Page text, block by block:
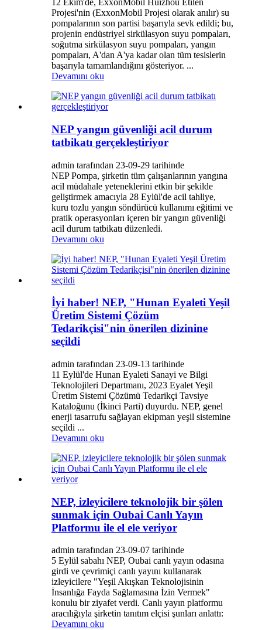
12 Ekim'de, ExxonMobil Huizhou Etilen
Projesi'nin (ExxonMobil Projesi olarak anılır) su
pompalarının son partisi başarıyla sevk edildi; bu,
projenin endüstriyel sirkülasyon suyu pompaları,
soğutma sirkülasyon suyu pompaları, yangın
pompaları, A'dan A'ya kadar olan tüm tesislerin
başarıyla tamamlandığını gösteriyor. ...
Devamını oku
NEP yangın güvenliği acil durum
tatbikatı gerçekleştiriyor
admin tarafından 23-09-29 tarihinde
NEP Pompa, şirketin tüm çalışanlarının yangına
acil müdahale yeteneklerini etkin bir şekilde
geliştirmek amacıyla 28 Eylül'de acil tahliye,
kuru tozlu yangın söndürücü kullanımı eğitimi ve
pratik operasyonları içeren bir yangın güvenliği
acil durum tatbikatı düzenledi.
Devamını oku
İyi haber! NEP, "Hunan Eyaleti Yeşil
Üretim Sistemi Çözüm
Tedarikçisi"nin önerilen dizinine
seçildi
admin tarafından 23-09-13 tarihinde
11 Eylül'de Hunan Eyaleti Sanayi ve Bilgi
Teknolojileri Departmanı, 2023 Eyalet Yeşil
Üretim Sistemi Çözümü Tedarikçi Tavsiye
Kataloğunu (İkinci Parti) duyurdu. NEP, genel
enerji tasarrufu sağlayan ekipman yeşil sistemine
seçildi ...
Devamını oku
NEP, izleyicilere teknolojik bir şölen
sunmak için Oubai Canlı Yayın
Platformu ile el ele veriyor
admin tarafından 23-09-07 tarihinde
5 Eylül sabahı NEP, Oubai canlı yayın odasına
girdi ve çevrimiçi canlı yayını kullanarak
izleyicilere "Yeşil Akışkan Teknolojisinin
İnsanlığa Fayda Sağlamasına İzin Vermek"
konulu bir ziyafet verdi. Canlı yayın platformu
aracılığıyla şirketin tanıtım elçisi şunları anlattı:
Devamını oku